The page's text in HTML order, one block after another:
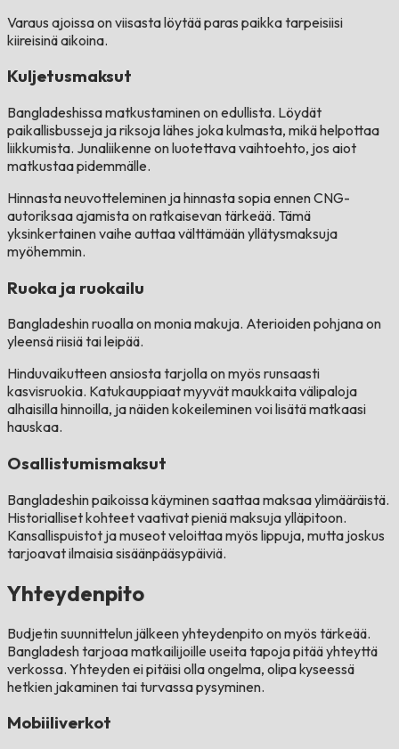
Varaus ajoissa on viisasta löytää paras paikka tarpeisiisi
kiireisinä aikoina.
Kuljetusmaksut
Bangladeshissa matkustaminen on edullista. Löydät
paikallisbusseja ja riksoja lähes joka kulmasta, mikä helpottaa
liikkumista. Junaliikenne on luotettava vaihtoehto, jos aiot
matkustaa pidemmälle.
Hinnasta neuvotteleminen ja hinnasta sopia ennen CNG-
autoriksaa ajamista on ratkaisevan tärkeää. Tämä
yksinkertainen vaihe auttaa välttämään yllätysmaksuja
myöhemmin.
Ruoka ja ruokailu
Bangladeshin ruoalla on monia makuja. Aterioiden pohjana on
yleensä riisiä tai leipää.
Hinduvaikutteen ansiosta tarjolla on myös runsaasti
kasvisruokia. Katukauppiaat myyvät maukkaita välipaloja
alhaisilla hinnoilla, ja näiden kokeileminen voi lisätä matkaasi
hauskaa.
Osallistumismaksut
Bangladeshin paikoissa käyminen saattaa maksaa ylimääräistä.
Historialliset kohteet vaativat pieniä maksuja ylläpitoon.
Kansallispuistot ja museot veloittaa myös lippuja, mutta joskus
tarjoavat ilmaisia ​​sisäänpääsypäiviä.
Yhteydenpito
Budjetin suunnittelun jälkeen yhteydenpito on myös tärkeää.
Bangladesh tarjoaa matkailijoille useita tapoja pitää yhteyttä
verkossa. Yhteyden ei pitäisi olla ongelma, olipa kyseessä
hetkien jakaminen tai turvassa pysyminen.
Mobiiliverkot